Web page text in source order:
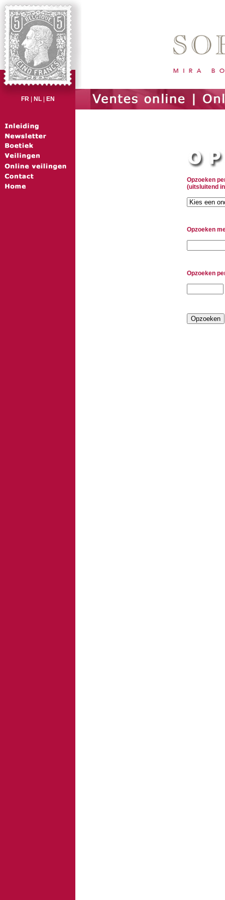
FR| NL| EN
Opzoeken
(uitsluitend
Opzoeken
Opzoeken